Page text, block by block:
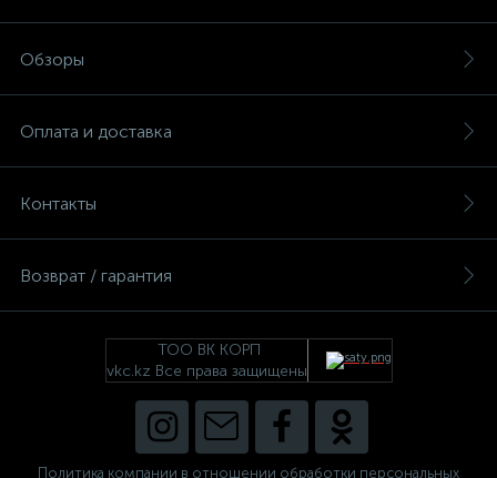
Обзоры
Оплата и доставка
Контакты
Возврат / гарантия
ТОО ВК КОРП
vkc.kz Все права защищены
Политика компании в отношении обработки персональных